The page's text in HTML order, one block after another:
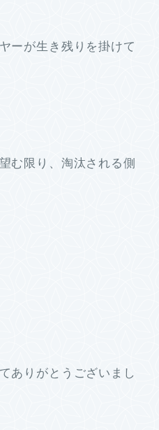
ーが生き残りを掛けて
む限り、淘汰される側
ありがとうございまし